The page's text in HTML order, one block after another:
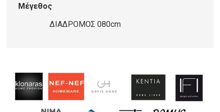
Μέγεθος
ΔΙΑΔΡΟΜΟΣ 080cm